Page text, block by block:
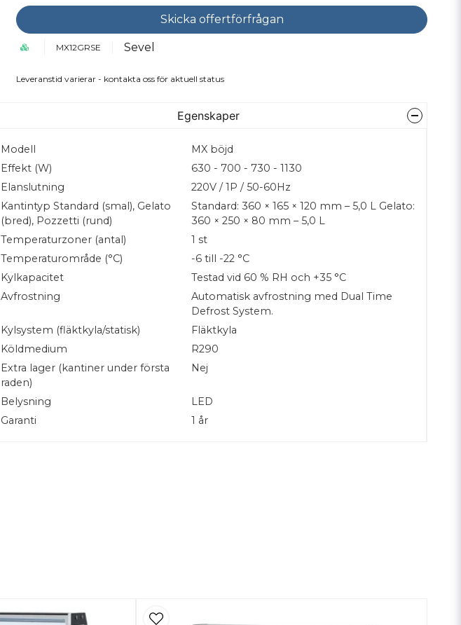
Skicka offertförfrågan
MX12GRSE Sevel
Leveranstid varierar - kontakta oss för aktuell status
Egenskaper
Modell
MX böjd
Effekt (W)
630 - 700 - 730 - 1130
Elanslutning
220V / 1P / 50-60Hz
Kantintyp Standard (smal), Gelato
(bred), Pozzetti (rund)
Standard: 360 × 165 × 120 mm – 5,0 L Gelato:
360 × 250 × 80 mm – 5,0 L
Temperaturzoner (antal)
1 st
Temperaturområde (°C)
-6 till -22 °C
Kylkapacitet
Testad vid 60 % RH och +35 °C
Avfrostning
Automatisk avfrostning med Dual Time
Defrost System.
Kylsystem (fläktkyla/statisk)
Fläktkyla
Köldmedium
R290
Extra lager (kantiner under första
raden)
Nej
Belysning
LED
Garanti
1 år